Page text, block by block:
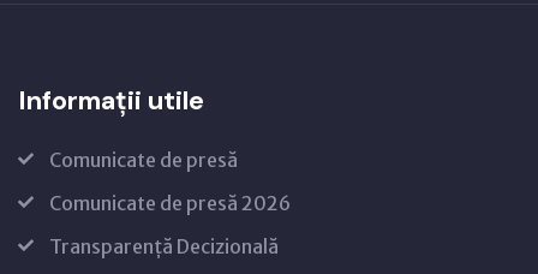
Informații utile
Comunicate de presă
Comunicate de presă 2026
Transparență Decizională